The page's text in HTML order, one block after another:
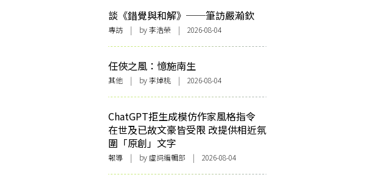
談《錯覺與和解》──筆訪嚴瀚欽
專訪 | by 李浩榮 | 2026-08-04
任俠之風：憶施南生
其他 | by 李焯桃 | 2026-08-04
ChatGPT拒生成模仿作家風格指令
在世及已故文豪皆受限 改提供相近氛
圍「原創」文字
報導 | by 虛詞編輯部 | 2026-08-04